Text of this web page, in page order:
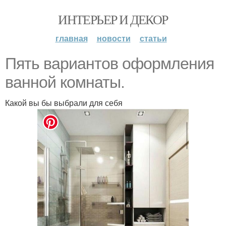
ИНТЕРЬЕР И ДЕКОР
главная новости статьи
Пять вариантов оформления
ванной комнаты.
Какой вы бы выбрали для себя